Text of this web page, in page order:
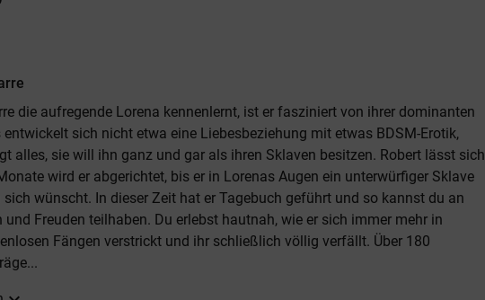
die aufregende Lorena kennenlernt, ist er fasziniert von ihrer dominanten
entwickelt sich nicht etwa eine Liebesbeziehung mit etwas BDSM-Erotik,
alles, sie will ihn ganz und gar als ihren Sklaven besitzen. Robert lässt sich
wird er abgerichtet, bis er in Lorenas Augen ein unterwürfiger Sklave
sich wünscht. In dieser Zeit hat er Tagebuch geführt und so kannst du an
und Freuden teilhaben. Du erlebst hautnah, wie er sich immer mehr in
Fängen verstrickt und ihr schließlich völlig verfällt. Über 180